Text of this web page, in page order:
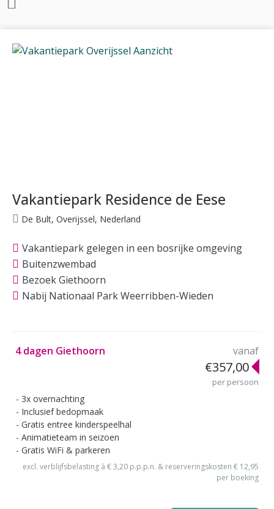
Vakantiepark Residence de Eese
De Bult, Overijssel, Nederland
Vakantiepark gelegen in een bosrijke omgeving
Buitenzwembad
Bezoek Giethoorn
Nabij Nationaal Park Weerribben-Wieden
4 dagen Giethoorn vanaf
€357,00
per persoon
3x overnachting
Inclusief bedopmaak
Gratis entree kinderspeelhal
Animatieteam in seizoen
Gratis WiFi & parkeren
excl. verblijfsbelasting à € 3,20 p.p.p.n. & reserveringskosten € 12,95
per boeking